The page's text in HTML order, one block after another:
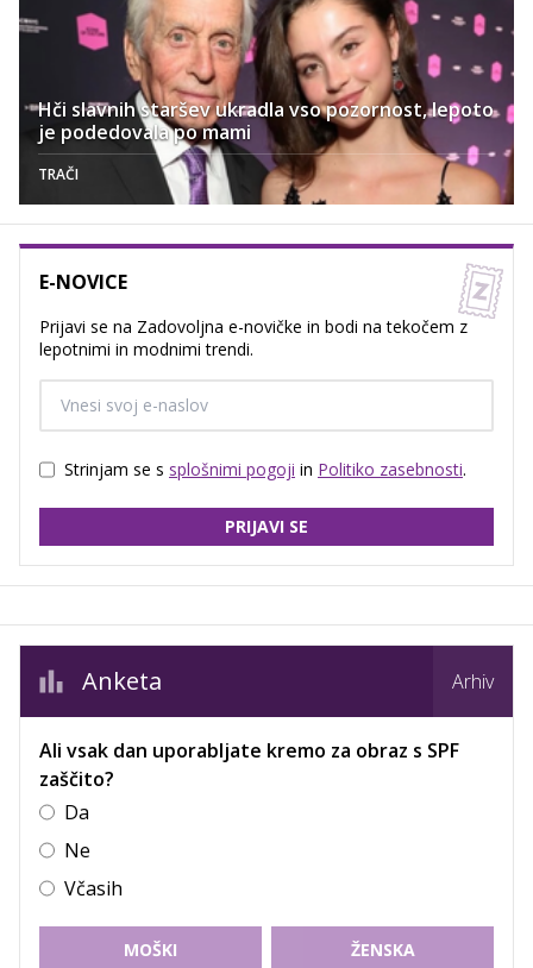
Hči slavnih staršev ukradla vso pozornost, lepoto
je podedovala po mami
TRAČI
E-NOVICE
Prijavi se na Zadovoljna e-novičke in bodi na tekočem z
lepotnimi in modnimi trendi.
Strinjam se s splošnimi pogoji in Politiko zasebnosti.
PRIJAVI SE
Anketa Arhiv
Ali vsak dan uporabljate kremo za obraz s SPF
zaščito?
Da
Ne
Včasih
MOŠKI ŽENSKA